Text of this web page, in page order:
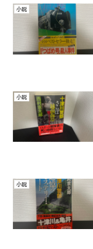
小説
小説
小説